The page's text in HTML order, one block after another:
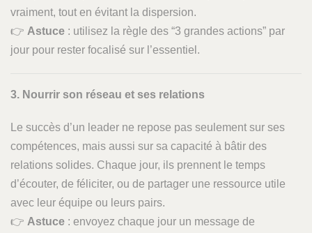
vraiment, tout en évitant la dispersion.
👉 Astuce : utilisez la règle des “3 grandes actions” par
jour pour rester focalisé sur l’essentiel.
3. Nourrir son réseau et ses relations
Le succès d’un leader ne repose pas seulement sur ses
compétences, mais aussi sur sa capacité à bâtir des
relations solides. Chaque jour, ils prennent le temps
d’écouter, de féliciter, ou de partager une ressource utile
avec leur équipe ou leurs pairs.
👉 Astuce : envoyez chaque jour un message de